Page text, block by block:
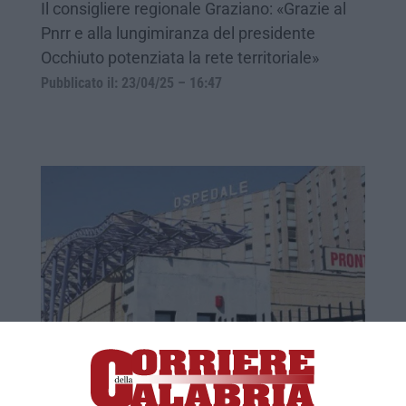
Il consigliere regionale Graziano: «Grazie al
Pnrr e alla lungimiranza del presidente
Occhiuto potenziata la rete territoriale»
Pubblicato il: 23/04/25 – 16:47
Crotone, consegnata all'ospedale la
macchina per processare i tamponi
Nei prossimi giorni arriveranno i kit per